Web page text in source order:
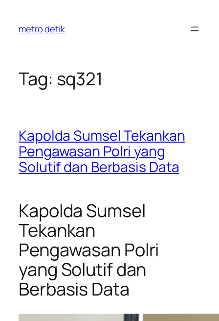
content
metro detik
Tag: sq321
Kapolda Sumsel Tekankan
Pengawasan Polri yang
Solutif dan Berbasis Data
Kapolda Sumsel
Tekankan
Pengawasan Polri
yang Solutif dan
Berbasis Data